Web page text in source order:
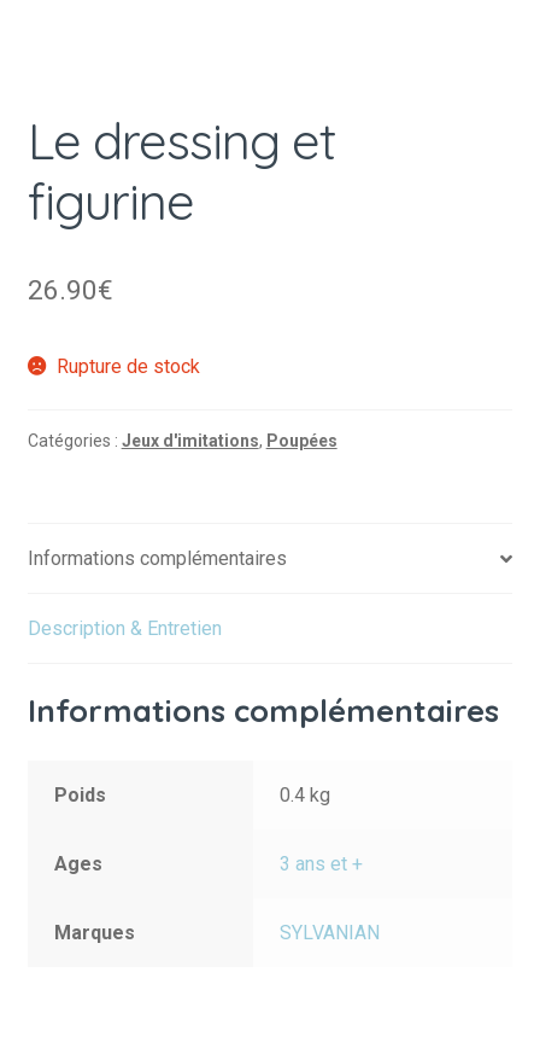
Le dressing et
figurine
26.90€
Rupture de stock
Catégories : Jeux d'imitations, Poupées
Informations complémentaires
Description & Entretien
Informations complémentaires
Poids 0.4 kg
Ages 3 ans et +
Marques SYLVANIAN